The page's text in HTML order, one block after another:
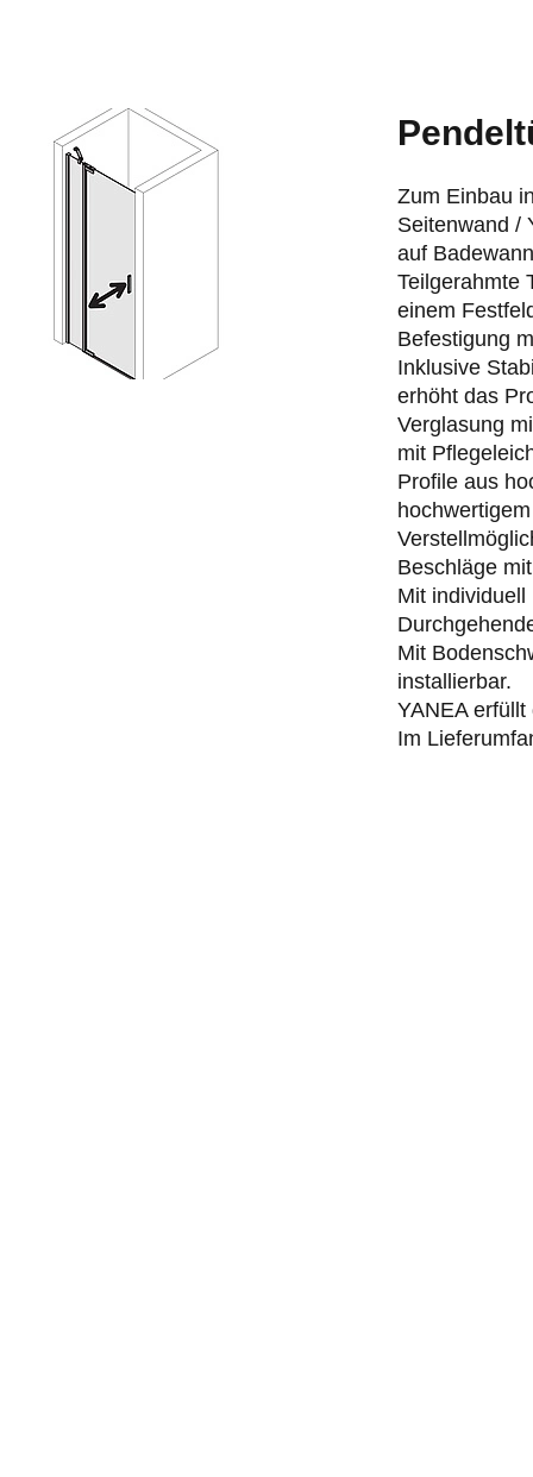
Zum Einbau
Seitenwand /
auf
Teilgerahmte
einem
Befestigung
Inklusive
erhöht das
Verglasung
mit
Profile aus
Beschläge
Mit
Mit
installierbar.
YANEA
Im